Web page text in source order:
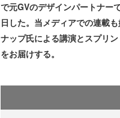
で元GVのデザインパートナー
日した。当メディアでの連載
ナップ氏による講演とスプリ
をお届けする。